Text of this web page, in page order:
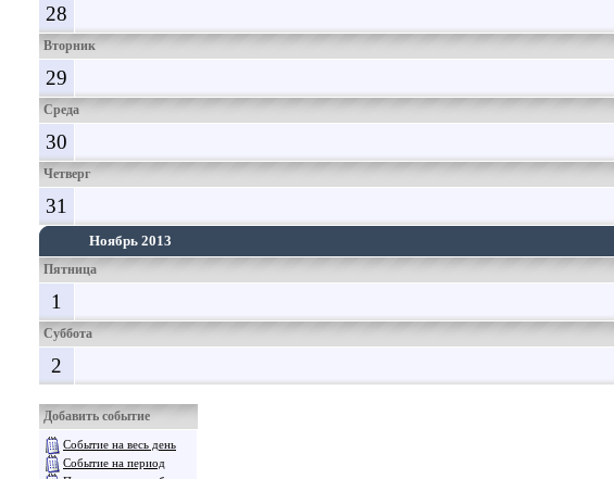
28
Вторник
29
Среда
30
Четверг
31
Ноябрь 2013
Пятница
1
Суббота
2
Добавить событие
Событие на весь день
Событие на период